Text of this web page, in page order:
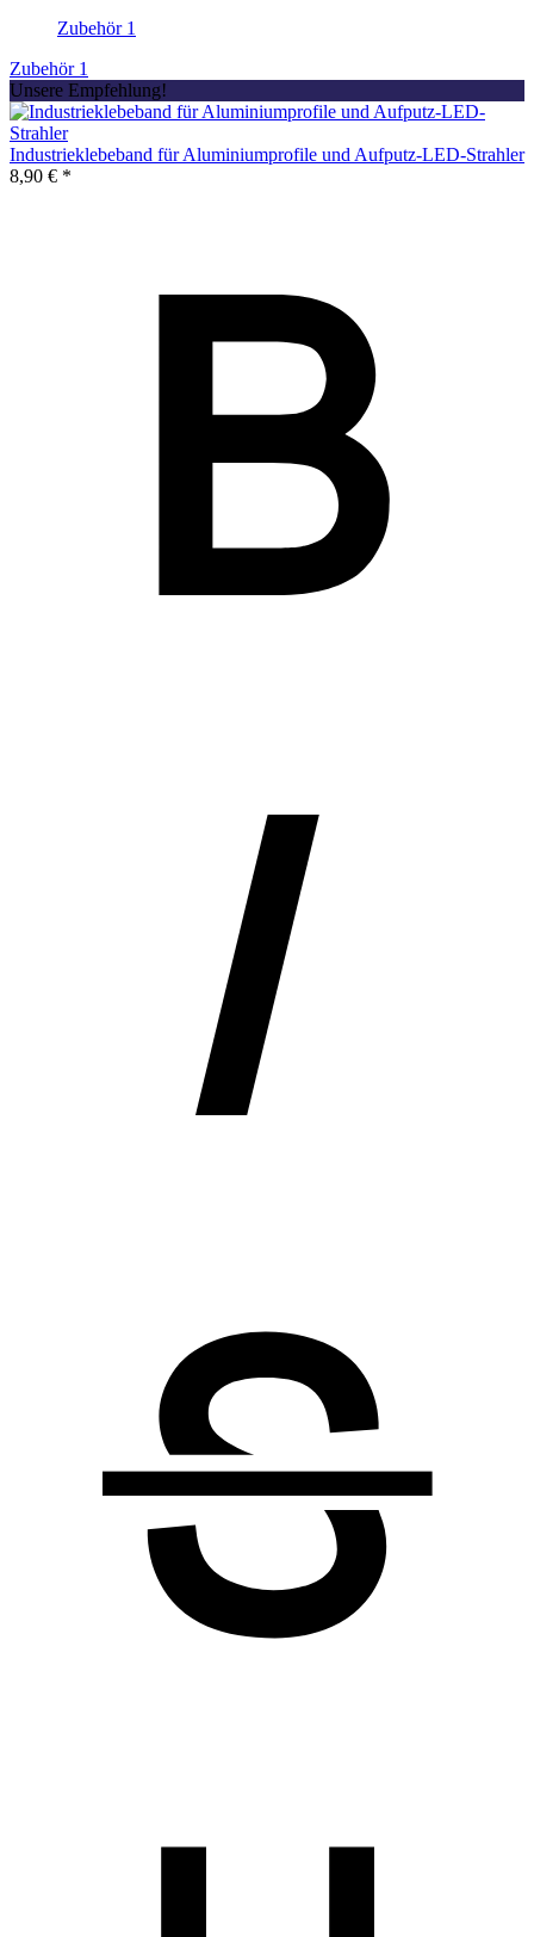
Zubehör 1
Zubehör 1
Unsere Empfehlung!
Industrieklebeband für Aluminiumprofile und Aufputz-LED-Strahler
8,90 € *